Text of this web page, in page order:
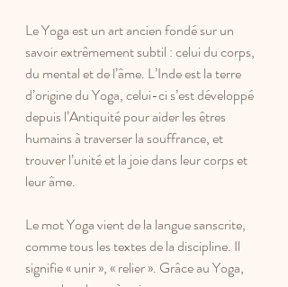
Le Yoga est un art ancien fondé sur un
savoir extrêmement subtil : celui du corps,
du mental et de l’âme. L’Inde est la terre
d’origine du Yoga, celui-ci s’est développé
depuis l’Antiquité pour aider les êtres
humains à traverser la souffrance, et
trouver l’unité et la joie dans leur corps et
leur âme.
Le mot Yoga vient de la langue sanscrite,
comme tous les textes de la discipline. Il
signifie « unir », « relier ». Grâce au Yoga,